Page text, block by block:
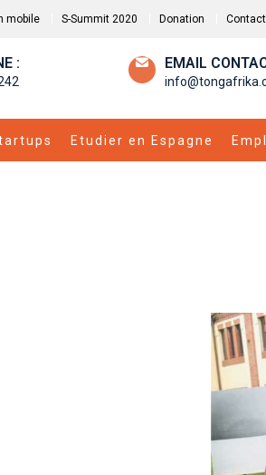
mobile S-Summit 2020 Donation Contact
: EMAIL
Etudier en Espagne